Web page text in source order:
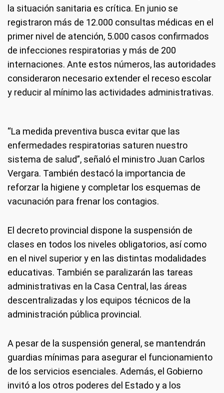
la situación sanitaria es crítica. En junio se
registraron más de 12.000 consultas médicas en el
primer nivel de atención, 5.000 casos confirmados
de infecciones respiratorias y más de 200
internaciones. Ante estos números, las autoridades
consideraron necesario extender el receso escolar
y reducir al mínimo las actividades administrativas.
“La medida preventiva busca evitar que las
enfermedades respiratorias saturen nuestro
sistema de salud”, señaló el ministro Juan Carlos
Vergara. También destacó la importancia de
reforzar la higiene y completar los esquemas de
vacunación para frenar los contagios.
El decreto provincial dispone la suspensión de
clases en todos los niveles obligatorios, así como
en el nivel superior y en las distintas modalidades
educativas. También se paralizarán las tareas
administrativas en la Casa Central, las áreas
descentralizadas y los equipos técnicos de la
administración pública provincial.
A pesar de la suspensión general, se mantendrán
guardias mínimas para asegurar el funcionamiento
de los servicios esenciales. Además, el Gobierno
invitó a los otros poderes del Estado y a los